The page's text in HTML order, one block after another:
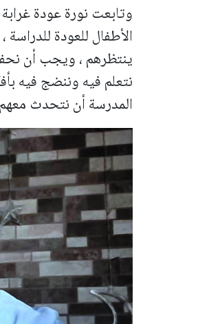
وتابعت نورة عودة
الأطفال للعودة
ينتظرهم ، ويجب أن
نتعلم فيه وننضج فيه
المدرسة أن نتحدث